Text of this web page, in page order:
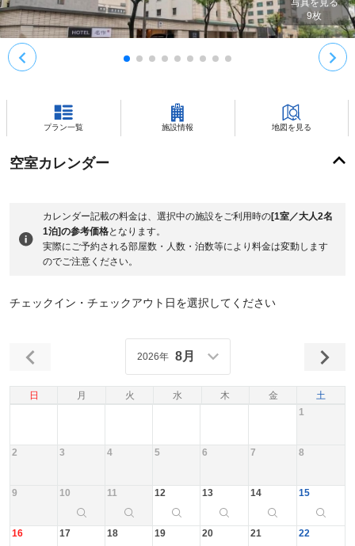
写真を見る
9枚
プラン一覧 施設情報 地図を見る
空室カレンダー
カレンダー記載の料金は、選択中の施設をご利用時の[1室／大人2名
1泊]の参考価格となります。
実際にご予約される部屋数・人数・泊数等により料金は変動します
のでご注意ください。
チェックイン・チェックアウト日を選択してください
日 月 火 水 木 金 土
2026年 8月
1
2 3 4 5 6 7 8
9 10 11 12 13 14 15
16 17 18 19 20 21 22